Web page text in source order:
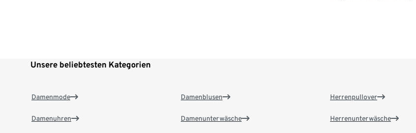
Unsere beliebtesten Kategorien
Damenmode
Damenuhren
Damenblusen
Damenunterwäsche
Herrenpullover
Herrenunterwäsche